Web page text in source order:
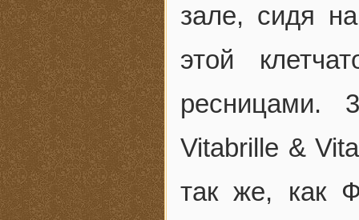
зале, сидя
этой
ресницами.
Vitabrille &
так же, как